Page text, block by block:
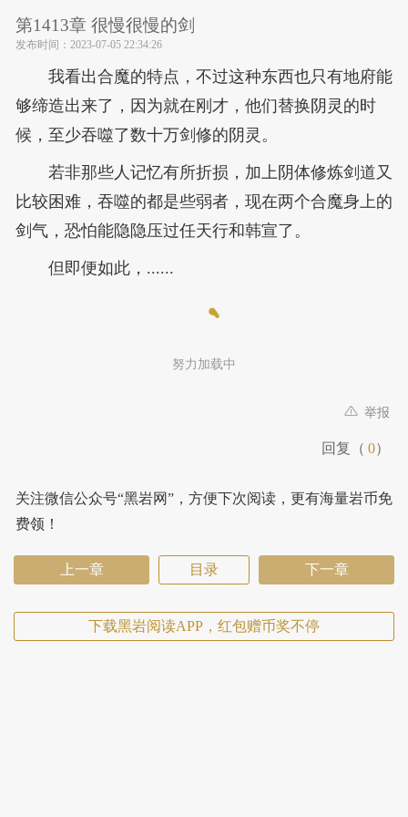
第1413章 很慢很慢的剑
发布时间： 2023-07-05 22:34:26
我看出合魔的特点，不过这种东西也只有地府能
够缔造出来了，因为就在刚才，他们替换阴灵的时
候，至少吞噬了数十万剑修的阴灵。
若非那些人记忆有所折损，加上阴体修炼剑道又
比较困难，吞噬的都是些弱者，现在两个合魔身上的
剑气，恐怕能隐隐压过任天行和韩宣了。
但即便如此，......
努力加载中
举报
回复（ 0）
关注微信公众号“黑岩网”，方便下次阅读，更有海量岩币免
费领！
上一章 目录 下一章
下载黑岩阅读APP，红包赠币奖不停